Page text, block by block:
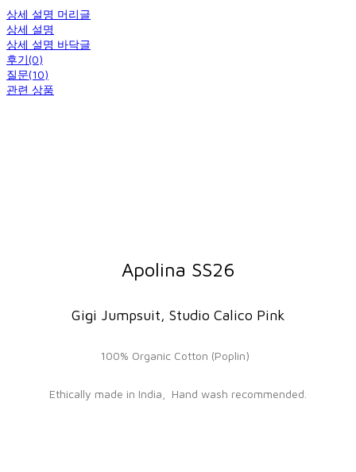
상세 설명 머리글
상세 설명
상세 설명 바닥글
후기(0)
질문(10)
관련 상품
Apolina SS26
Gigi Jumpsuit, Studio Calico Pink
100% Organic Cotton (Poplin)
Ethically made in India, Hand wash recommended.